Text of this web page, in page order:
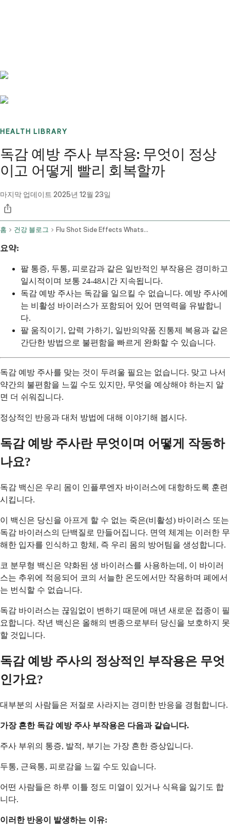
HEALTH LIBRARY
독감 예방 주사 부작용: 무엇이 정상
이고 어떻게 빨리 회복할까
마지막 업데이트 2025년 12월 23일
홈 건강 블로그 Flu Shot Side Effects Whats Normal And How To Feel Better Fast
요약:
팔 통증, 두통, 피로감과 같은 일반적인 부작용은 경미하고
일시적이며 보통 24-48시간 지속됩니다.
독감 예방 주사는 독감을 일으킬 수 없습니다. 예방 주사에
는 비활성 바이러스가 포함되어 있어 면역력을 유발합니
다.
팔 움직이기, 압력 가하기, 일반의약품 진통제 복용과 같은
간단한 방법으로 불편함을 빠르게 완화할 수 있습니다.
독감 예방 주사를 맞는 것이 두려울 필요는 없습니다. 맞고 나서
약간의 불편함을 느낄 수도 있지만, 무엇을 예상해야 하는지 알
면 더 쉬워집니다.
정상적인 반응과 대처 방법에 대해 이야기해 봅시다.
독감 예방 주사란 무엇이며 어떻게 작동하
나요?
독감 백신은 우리 몸이 인플루엔자 바이러스에 대항하도록 훈련
시킵니다.
이 백신은 당신을 아프게 할 수 없는 죽은(비활성) 바이러스 또는
독감 바이러스의 단백질로 만들어집니다. 면역 체계는 이러한 무
해한 입자를 인식하고 항체, 즉 우리 몸의 방어팀을 생성합니다.
코 분무형 백신은 약화된 생 바이러스를 사용하는데, 이 바이러
스는 추위에 적응되어 코의 서늘한 온도에서만 작용하며 폐에서
는 번식할 수 없습니다.
독감 바이러스는 끊임없이 변하기 때문에 매년 새로운 접종이 필
요합니다. 작년 백신은 올해의 변종으로부터 당신을 보호하지 못
할 것입니다.
독감 예방 주사의 정상적인 부작용은 무엇
인가요?
대부분의 사람들은 저절로 사라지는 경미한 반응을 경험합니다.
가장 흔한 독감 예방 주사 부작용은 다음과 같습니다.
주사 부위의 통증, 발적, 부기는 가장 흔한 증상입니다.
두통, 근육통, 피로감을 느낄 수도 있습니다.
어떤 사람들은 하루 이틀 정도 미열이 있거나 식욕을 잃기도 합
니다.
이러한 반응이 발생하는 이유: